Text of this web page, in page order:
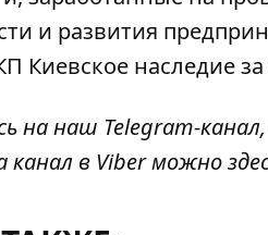
и развития
Киевское наследие
на наш Telegram-канал
канал в Viber можно